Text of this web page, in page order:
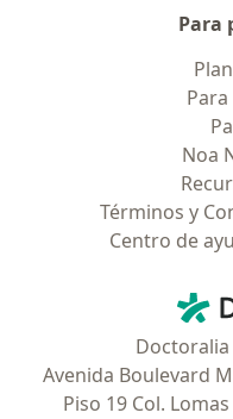
Para
Noa
Términos y
Centro de
Doctoralia
Avenida Boulevard
Piso 19 Col.